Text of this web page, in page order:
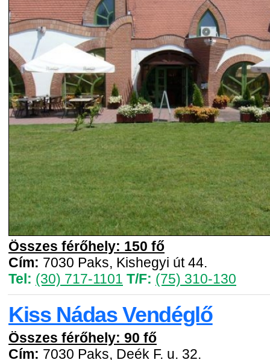
Összes férőhely: 150 fő
Cím: 7030 Paks, Kishegyi út 44.
Tel: (30) 717-1101 T/F: (75) 310-130
Kiss Nádas Vendéglő
Összes férőhely: 90 fő
Cím: 7030 Paks, Deék F. u. 32.